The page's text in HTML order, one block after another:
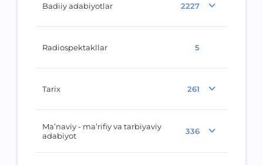
Badiiy adabiyotlar 2227
Radiospektakllar 5
Tarix 261
Ma’naviy - ma’rifiy va tarbiyaviy
adabiyot
336